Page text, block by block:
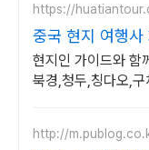
https://
중국 현지 여행사
현지인 가이드와 함
북경,청두,칭다오,구
http://